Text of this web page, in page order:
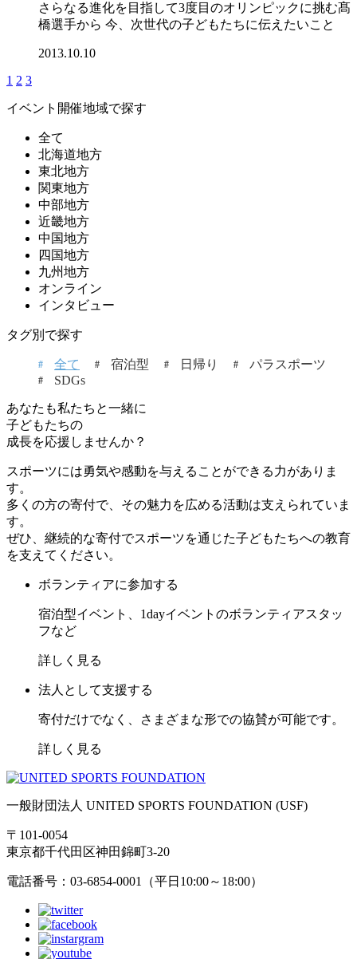
さらなる進化を目指して3度目のオリンピックに挑む髙
橋選手から 今、次世代の子どもたちに伝えたいこと
2013.10.10
1 2 3
イベント開催地域で探す
全て
北海道地方
東北地方
関東地方
中部地方
近畿地方
中国地方
四国地方
九州地方
オンライン
インタビュー
タグ別で探す
全て 宿泊型 日帰り
パラスポーツ
SDGs
あなたも私たちと一緒に
子どもたちの
成長を応援しませんか？
スポーツには勇気や感動を与えることができる力がありま
す。
多くの方の寄付で、その魅力を広める活動は支えられていま
す。
ぜひ、継続的な寄付でスポーツを通じた子どもたちへの教育
を支えてください。
ボランティアに参加する
宿泊型イベント、1dayイベントのボランティアスタッ
フなど
詳しく見る
法人として支援する
寄付だけでなく、さまざまな形での協賛が可能です。
詳しく見る
一般財団法人 UNITED SPORTS FOUNDATION (USF)
〒101-0054
東京都千代田区神田錦町3-20
電話番号：03-6854-0001（平日10:00～18:00）